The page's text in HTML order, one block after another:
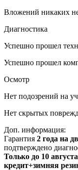
Вложений никаких
Диагностика
Успешно прошел
Успешно прошел
Осмотр
Нет подозрений на
Нет скрытых
Доп. информация:
Гарантия 2 года на
подтверждено
Только до 10
кредит+зимняя